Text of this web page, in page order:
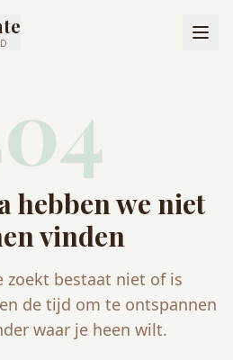
hebben we niet
vinden
zoekt bestaat niet of is
de tijd om te ontspannen
waar je heen wilt.